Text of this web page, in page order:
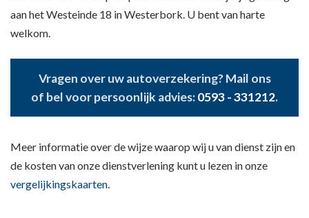
aan het Westeinde 18 in Westerbork. U bent van harte
welkom.
Vragen over uw autoverzekering? Mail ons
of bel voor persoonlijk advies:0593 - 331212.
Meer informatie over de wijze waarop wij u van dienst zijn en
de kosten van onze dienstverlening kunt u lezen in onze
vergelijkingskaarten